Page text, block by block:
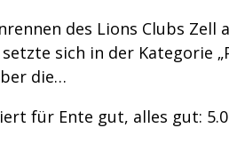
des Lions Clubs
sich in der Kategorie
die…
für Ente gut, alles gut: